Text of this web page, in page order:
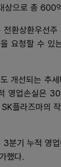
상으로 총 600
환상환우선
요청할 수 있
개선되는 추
영업손실은
SK플라즈마의
3분기 누적 영
했다.